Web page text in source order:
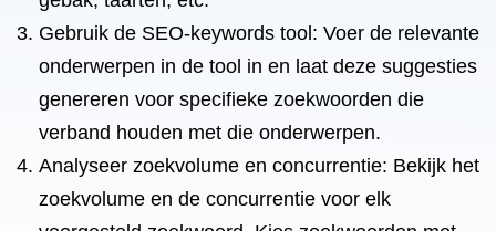
Gebruik de SEO-keywords tool: Voer de relevante
onderwerpen in de tool in en laat deze suggesties
genereren voor specifieke zoekwoorden die
verband houden met die onderwerpen.
Analyseer zoekvolume en concurrentie: Bekijk het
zoekvolume en de concurrentie voor elk